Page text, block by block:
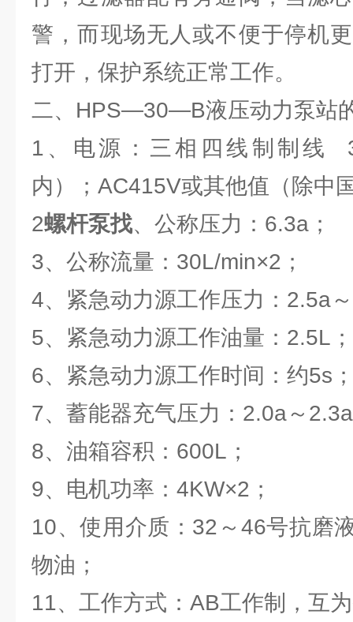
警，而现场无人或不便于停机
打开，保护系统正常工作。
二、HPS—30—B液压动力泵站
1、电源：三相四线制制线
内）；AC415V或其他值（除中
2螺杆泵找、公称压力：6.3a；
3、公称流量：30L/min×2；
4、紧急动力源工作压力：2.5a
5、紧急动力源工作油量：2.5L；
6、紧急动力源工作时间：约5s
7、蓄能器充气压力：2.0a～
8、油箱容积：600L；
9、电机功率：4KW×2；
10、使用介质：32～46号抗磨
物油；
11、工作方式：AB工作制，互